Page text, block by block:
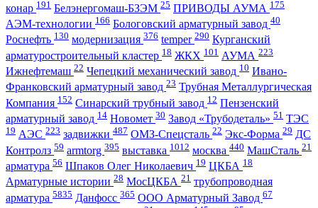
конар 191 Белэнергомаш-БЗЭМ 25 ПРИВОДЫ АУМА 175
АЭМ-технологии 166 Бологовский арматурный завод 40
Роснефть 130 модернизация 376 temper 290 Курганский
арматуростроительный кластер 18 ЖКХ 101 АУМА 223
Ижнефтемаш 22 Чепецкий механический завод 10 Ивано-
Франковский арматурный завод 23 Трубная Металлургическая
Компания 152 Синарский трубный завод 12 Пензенский
арматурный завод 14 Новомет 30 Завод «Трубодеталь» 51 ТЭС
19 АЭС 223 задвижки 487 ОМЗ-Спецсталь 22 Экс-Форма 29 ДС
Контролз 59 armtorg 395 выставка 1012 москва 440 МашСталь 21
арматура 56 Шпаков Олег Николаевич 19 ЦКБА 18
Арматурные истории 28 МосЦКБА 21 трубопроводная
арматура 5835 Данфосс 365 ООО Арматурный Завод 67